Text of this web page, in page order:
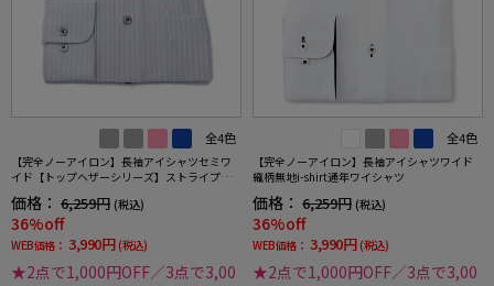
全4色
【完全ノーアイロン】長袖アイシャツセミワ
イド【トップヘザーシリーズ】ストライプ調
ワイシャツi-shirt通年
価格： 6,259円 (税込)
36%off
WEB価格： 3,990円 (税込)
★2点で1,000円OFF／3点で3,00
全4色
【完全ノーアイロン】長袖アイシャツワイド
織柄無地i-shirt通年ワイシャツ
価格： 6,259円 (税込)
36%off
WEB価格： 3,990円 (税込)
★2点で1,000円OFF／3点で3,00